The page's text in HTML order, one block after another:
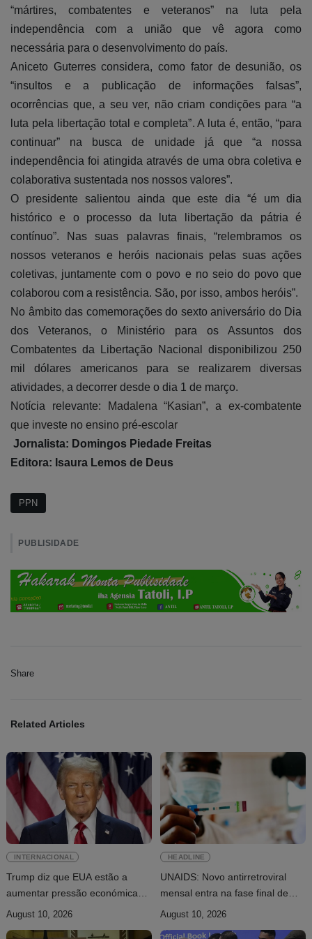
“mártires, combatentes e veteranos” na luta pela
independência com a união que vê agora como
necessária para o desenvolvimento do país.
Aniceto Guterres considera, como fator de desunião, os
“insultos e a publicação de informações falsas”,
ocorrências que, a seu ver, não criam condições para “a
luta pela libertação total e completa”. A luta é, então, “para
continuar” na busca de unidade já que “a nossa
independência foi atingida através de uma obra coletiva e
colaborativa sustentada nos nossos valores”.
O presidente salientou ainda que este dia “é um dia
histórico e o processo da luta libertação da pátria é
contínuo”. Nas suas palavras finais, “relembramos os
nossos veteranos e heróis nacionais pelas suas ações
coletivas, juntamente com o povo e no seio do povo que
colaborou com a resistência. São, por isso, ambos heróis”.
No âmbito das comemorações do sexto aniversário do Dia
dos Veteranos, o Ministério para os Assuntos dos
Combatentes da Libertação Nacional disponibilizou 250
mil dólares americanos para se realizarem diversas
atividades, a decorrer desde o dia 1 de março.
Notícia relevante:
Madalena “Kasian”, a ex-combatente
que investe no ensino pré-escolar
Jornalista: Domingos Piedade Freitas
Editora: Isaura Lemos de Deus
PPN
PUBLISIDADE
Share
Related Articles
INTERNACIONAL
Trump diz que EUA estão a
aumentar pressão económica
sobre Irão
August 10, 2026
HEADLINE
UNAIDS: Novo antirretroviral
mensal entra na fase final de
ensaios clínicos
August 10, 2026